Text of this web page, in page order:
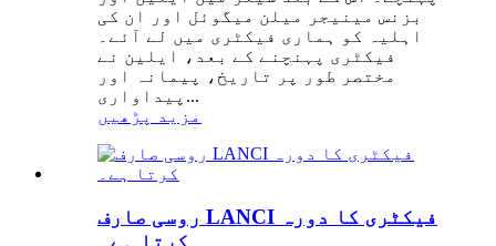
بزنس مینیجر میلن میگوئل اور ان کی
اہلیہ کو ہماری فیکٹری میں لے آئے۔
فیکٹری پہنچنے کے بعد، ایلین نے
مختصر طور پر تاریخ، پیمانہ اور
پیداواری...
مزید پڑھیں
روسی صارف LANCI فیکٹری کا دورہ
کرتا ہے۔